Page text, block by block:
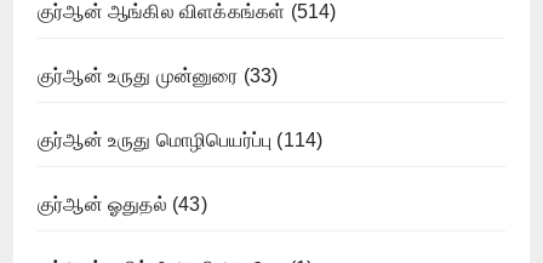
குர்ஆன் ஆங்கில விளக்கங்கள் (514)
குர்ஆன் உருது முன்னுரை (33)
குர்ஆன் உருது மொழிபெயர்ப்பு (114)
குர்ஆன் ஓதுதல் (43)